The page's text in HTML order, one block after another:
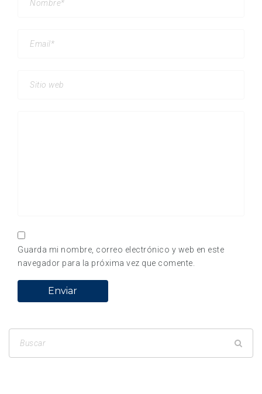
Guarda mi nombre, correo electrónico y web en este
navegador para la próxima vez que comente.